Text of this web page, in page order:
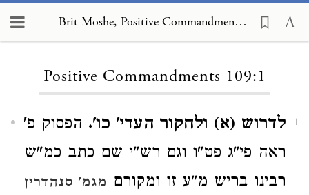
Brit Moshe, Positive Commandments 109:1
Positive Commandments 109:1
1 לדרוש (א) ולחקור העדי' כו'. הפסוק פ'
ראה פי"ג פט"ו וגם רש"י שם כתב כמ"ש
רבינו בריש מ"ע זו ומקורם מגמ' סנהדרין